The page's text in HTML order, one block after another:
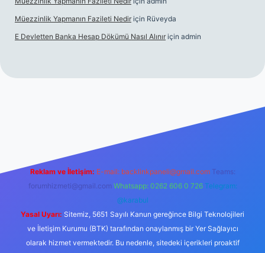
Müezzinlik Yapmanın Fazileti Nedir için Rüveyda
E Devletten Banka Hesap Dökümü Nasıl Alınır için admin
Reklam ve İletişim: E-mail: backlinkpaneli@gmail.com Teams:
forumhizmeti@gmail.com Whatsapp: 0262 606 0 726 Telegram:
@karabul
Yasal Uyarı: Sitemiz, 5651 Sayılı Kanun gereğince Bilgi Teknolojileri
ve İletişim Kurumu (BTK) tarafından onaylanmış bir Yer Sağlayıcı
olarak hizmet vermektedir. Bu nedenle, sitedeki içerikleri proaktif